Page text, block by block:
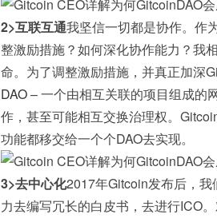
2>互联互通我坚信一切都是协作。作
整激励措施？如何深化协作能力？我
命。为了调整激励措施，并真正加深
DAO– 一个由相互关联的项目组成的
作，甚至可能相互交换治理权。
功能都移交给一个个DAO去实现。
3>去中心化2017年Gitcoin发布后，
力去编写冗长的白皮书，去进行ICO